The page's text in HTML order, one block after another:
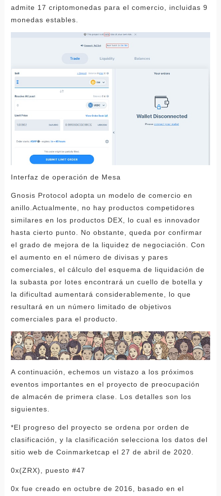
admite 17 criptomonedas para el comercio, incluidas 9
monedas estables.
Interfaz de operación de Mesa
Gnosis Protocol adopta un modelo de comercio en
anillo.Actualmente, no hay productos competidores
similares en los productos DEX, lo cual es innovador
hasta cierto punto. No obstante, queda por confirmar
el grado de mejora de la liquidez de negociación. Con
el aumento en el número de divisas y pares
comerciales, el cálculo del esquema de liquidación de
la subasta por lotes encontrará un cuello de botella y
la dificultad aumentará considerablemente, lo que
resultará en un número limitado de objetivos
comerciales para el producto.
A continuación, echemos un vistazo a los próximos
eventos importantes en el proyecto de preocupación
de almacén de primera clase. Los detalles son los
siguientes.
*El progreso del proyecto se ordena por orden de
clasificación, y la clasificación selecciona los datos del
sitio web de Coinmarketcap el 27 de abril de 2020.
0x(ZRX), puesto #47
0x fue creado en octubre de 2016, basado en el